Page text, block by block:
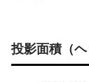
投影面積（ヘ